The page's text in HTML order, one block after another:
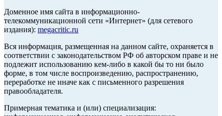
Доменное имя сайта в информационно-
телекоммуникационной сети «Интернет» (для сетевого
издания): megacritic.ru
Вся информация, размещенная на данном сайте, охраняется в
соответствии с законодательством РФ об авторском праве и не
подлежит использованию кем-либо в какой бы то ни было
форме, в том числе воспроизведению, распространению,
переработке не иначе как с письменного разрешения
правообладателя.
Примерная тематика и (или) специализация: